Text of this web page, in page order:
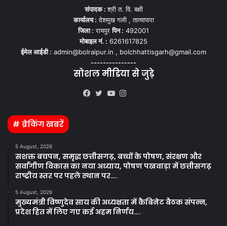
संपादक :श्री त. वि. बक्षी
कार्यालय : देशमुख गली , तात्यापारा
जिला : रायपुरपिन : 492001
मोबाइल नं. : 6261617825
ईमेल आईडी : admin@bolraipur.in , bolchhattisgarh@gmail.com
---------------
सोशल मीडिया से जुड़े
# ब्रेकिंग खबरें
5 August, 2026
सशक्त बचपन, समृद्ध छत्तीसगढ़, बच्चों के पोषण, संरक्षण और
सर्वांगीण विकास का नया अध्याय, पोषण पखवाड़ा में छत्तीसगढ़
राष्ट्रीय स्तर पर पहले स्थान पर….
5 August, 2026
मुख्यमंत्री विष्णुदेव साय की अध्यक्षता में कैबिनेट बैठक संपन्न,
प्रदेश हित में लिए गए कई अहम निर्णय….